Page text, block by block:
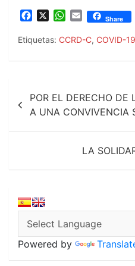
c
b
k
W
a
s
p
E
a
l
Share
Etiquetas: CCRD-C, COVID-19
Navegación
de
entradas
POR EL DERECHO DE
A UNA CONVIVENCIA
LA
Powered by